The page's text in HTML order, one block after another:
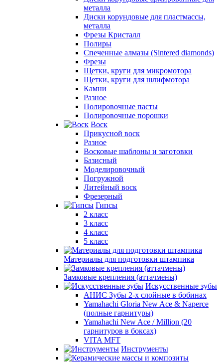
металла
Диски корундовые для пластмассы,
металла
Фрезы Кристалл
Полиры
Спеченные алмазы (Sintered diamonds)
Фрезы
Щетки, круги для микромотора
Щетки, круги для шлифмотора
Камни
Разное
Полировочные пасты
Полировочные порошки
Воск
Прикусной воск
Разное
Восковые шаблоны и заготовки
Базисный
Моделировочный
Погружной
Литейный воск
Фрезерный
Гипсы
2 класс
3 класс
4 класс
5 класс
Материалы для подготовки штампика
Замковые крепления (аттачмены)
Искусственные зубы
АНИС Зубы 2-х слойные в бобинах
Yamahachi Gloria New Ace & Naperce
(полные гарнитуры)
Yamahachi New Ace / Million (20
гарнитуров в боксах)
VITA MFT
Инструменты